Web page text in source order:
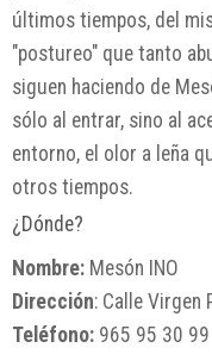
últimos tiempos, del
"postureo" que tanto
siguen haciendo de
sólo al entrar, sino al
entorno, el olor a leña
otros tiempos.
¿Dónde?
Nombre: Mesón INO
Dirección: Calle Virgen
Teléfono: 965 95 30 99